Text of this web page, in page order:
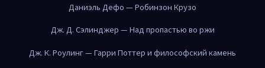
Даниэль Дефо — Робинзон Крузо
Дж. Д. Сэлинджер — Над пропастью во ржи
Дж. К. Роулинг — Гарри Поттер и философский камень